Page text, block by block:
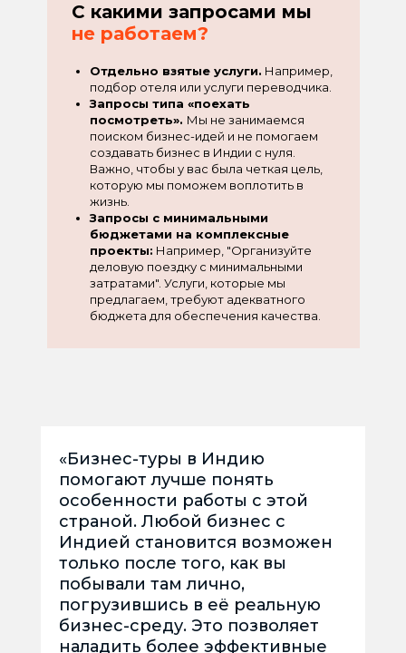
С какими запросами мы
не работаем?
Отдельно взятые услуги. Например,
подбор отеля или услуги переводчика.
Запросы типа «поехать
посмотреть». Мы не занимаемся
поиском бизнес-идей и не помогаем
создавать бизнес в Индии с нуля.
Важно, чтобы у вас была четкая цель,
которую мы поможем воплотить в
жизнь.
Запросы с минимальными
бюджетами на комплексные
проекты: Например, "Организуйте
деловую поездку с минимальными
затратами". Услуги, которые мы
предлагаем, требуют адекватного
бюджета для обеспечения качества.
«Бизнес-туры в Индию
помогают лучше понять
особенности работы с этой
страной. Любой бизнес с
Индией становится возможен
только после того, как вы
побывали там лично,
погрузившись в её реальную
бизнес-среду. Это позволяет
наладить более эффективные